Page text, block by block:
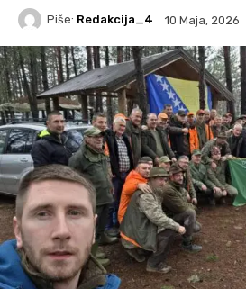
Piše: Redakcija_4 10 Maja, 2026